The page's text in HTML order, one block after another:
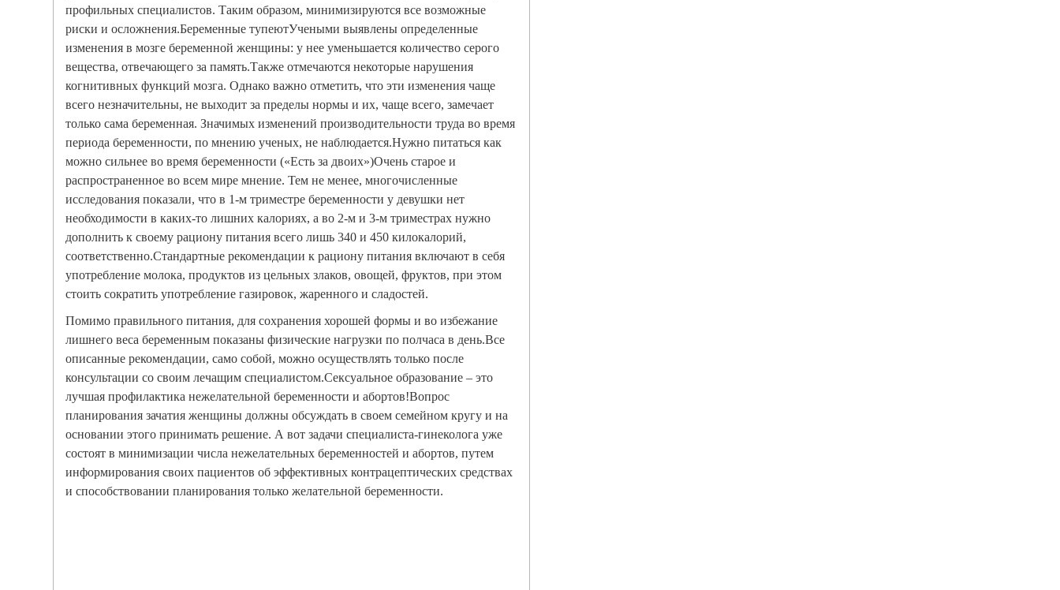
профильных специалистов. Таким образом, минимизируются все возможные
риски и осложнения.Беременные тупеютУчеными выявлены определенные
изменения в мозге беременной женщины: у нее уменьшается количество серого
вещества, отвечающего за память.Также отмечаются некоторые нарушения
когнитивных функций мозга. Однако важно отметить, что эти изменения чаще
всего незначительны, не выходит за пределы нормы и их, чаще всего, замечает
только сама беременная. Значимых изменений производительности труда во время
периода беременности, по мнению ученых, не наблюдается.Нужно питаться как
можно сильнее во время беременности («Есть за двоих»)Очень старое и
распространенное во всем мире мнение. Тем не менее, многочисленные
исследования показали, что в 1-м триместре беременности у девушки нет
необходимости в каких-то лишних калориях, а во 2-м и 3-м триместрах нужно
дополнить к своему рациону питания всего лишь 340 и 450 килокалорий,
соответственно.Стандартные рекомендации к рациону питания включают в себя
употребление молока, продуктов из цельных злаков, овощей, фруктов, при этом
стоить сократить употребление газировок, жаренного и сладостей.
Помимо правильного питания, для сохранения хорошей формы и во избежание
лишнего веса беременным показаны физические нагрузки по полчаса в день.Все
описанные рекомендации, само собой, можно осуществлять только после
консультации со своим лечащим специалистом.Сексуальное образование – это
лучшая профилактика нежелательной беременности и абортов!Вопрос
планирования зачатия женщины должны обсуждать в своем семейном кругу и на
основании этого принимать решение. А вот задачи специалиста-гинеколога уже
состоят в минимизации числа нежелательных беременностей и абортов, путем
информирования своих пациентов об эффективных контрацептических средствах
и способствовании планирования только желательной беременности.